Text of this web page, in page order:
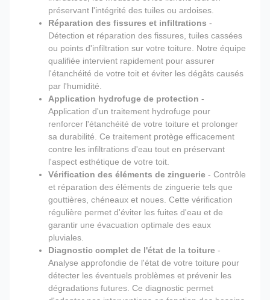
préservant l'intégrité des tuiles ou ardoises.
Réparation des fissures et infiltrations -
Détection et réparation des fissures, tuiles cassées
ou points d'infiltration sur votre toiture. Notre équipe
qualifiée intervient rapidement pour assurer
l'étanchéité de votre toit et éviter les dégâts causés
par l'humidité.
Application hydrofuge de protection -
Application d'un traitement hydrofuge pour
renforcer l'étanchéité de votre toiture et prolonger
sa durabilité. Ce traitement protège efficacement
contre les infiltrations d'eau tout en préservant
l'aspect esthétique de votre toit.
Vérification des éléments de zinguerie - Contrôle
et réparation des éléments de zinguerie tels que
gouttières, chéneaux et noues. Cette vérification
régulière permet d'éviter les fuites d'eau et de
garantir une évacuation optimale des eaux
pluviales.
Diagnostic complet de l'état de la toiture -
Analyse approfondie de l'état de votre toiture pour
détecter les éventuels problèmes et prévenir les
dégradations futures. Ce diagnostic permet